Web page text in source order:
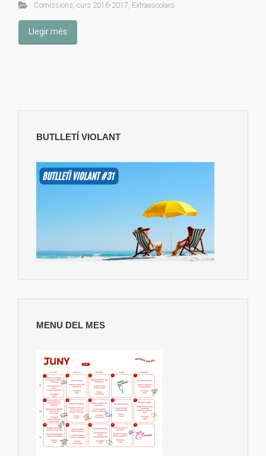
Comissions curs 2016-2017 Extraescolars
Llegir més
BUTLLETÍ VIOLANT
MENU DEL MES